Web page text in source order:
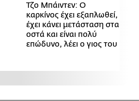
Τζο Μπάιντεν: Ο
καρκίνος έχει εξαπλωθεί,
έχει κάνει μετάσταση στα
οστά και είναι πολύ
επώδυνο, λέει ο γιος του